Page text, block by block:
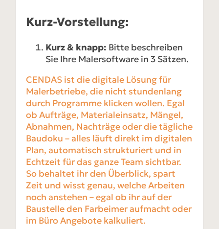
Kurz-Vorstellung:
Kurz & knapp: Bitte beschreiben
Sie Ihre Malersoftware in 3 Sätzen.
CENDAS ist die digitale Lösung für
Malerbetriebe, die nicht stundenlang
durch Programme klicken wollen. Egal
ob Aufträge, Materialeinsatz, Mängel,
Abnahmen, Nachträge oder die tägliche
Baudoku – alles läuft direkt im digitalen
Plan, automatisch strukturiert und in
Echtzeit für das ganze Team sichtbar.
So behaltet ihr den Überblick, spart
Zeit und wisst genau, welche Arbeiten
noch anstehen – egal ob ihr auf der
Baustelle den Farbeimer aufmacht oder
im Büro Angebote kalkuliert.